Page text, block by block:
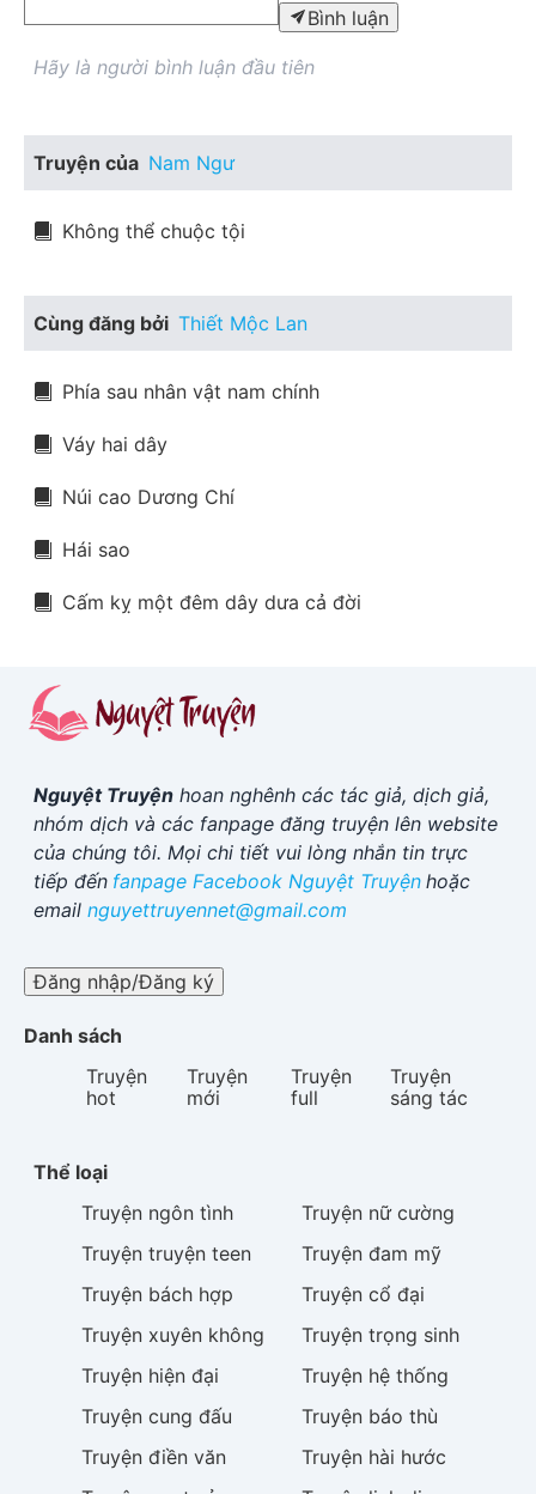
Bình luận
Hãy là người bình luận đầu tiên
Truyện của Nam Ngư
Không thể chuộc tội
Cùng đăng bởi Thiết Mộc Lan
Phía sau nhân vật nam chính
Váy hai dây
Núi cao Dương Chí
Hái sao
Cấm kỵ một đêm dây dưa cả đời
Nguyệt Truyện hoan nghênh các tác giả, dịch giả,
nhóm dịch và các fanpage đăng truyện lên website
của chúng tôi. Mọi chi tiết vui lòng nhắn tin trực
tiếp đến fanpage Facebook Nguyệt Truyện hoặc
email nguyettruyennet@gmail.com
Đăng nhập/Đăng ký
Danh sách
Truyện
hot
Truyện
mới
Truyện
full
Truyện
sáng tác
Thể loại
Truyện ngôn tình Truyện nữ cường
Truyện truyện teen Truyện đam mỹ
Truyện bách hợp Truyện cổ đại
Truyện xuyên không Truyện trọng sinh
Truyện hiện đại Truyện hệ thống
Truyện cung đấu Truyện báo thù
Truyện điền văn Truyện hài hước